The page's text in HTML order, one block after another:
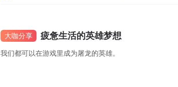
大咖分享 疲惫生活的英雄梦想
我们都可以在游戏里成为屠龙的英雄。